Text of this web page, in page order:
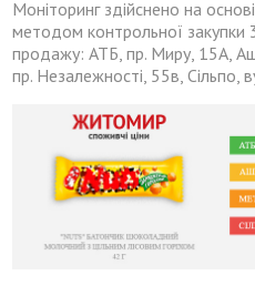
Моніторинг здійснено на
методом контрольної закупки
продажу: АТБ, пр. Миру, 15А,
пр. Незалежності, 55в, Сільпо,